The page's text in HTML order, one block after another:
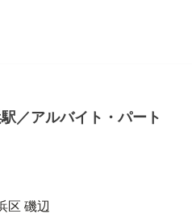
／アルバイト・パート
区 磯辺